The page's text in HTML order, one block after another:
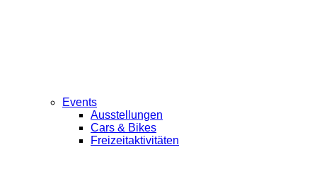
Events
Ausstellungen
Cars & Bikes
Freizeitaktivitäten